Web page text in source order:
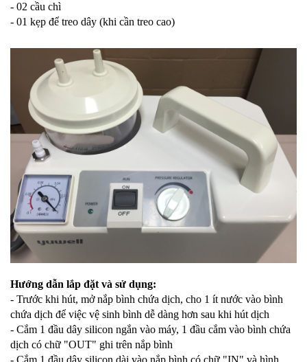
- 02 cầu chì
- 01 kẹp để treo dây (khi cần treo cao)
Hướng dẫn lắp đặt và sử dụng:
- Trước khi hút, mở nắp bình chứa dịch, cho 1 ít nước vào bình
chứa dịch để việc vệ sinh bình dễ dàng hơn sau khi hút dịch
- Cắm 1 đầu dây silicon ngắn vào máy, 1 đầu cắm vào bình chứa
dịch có chữ "OUT" ghi trên nắp bình